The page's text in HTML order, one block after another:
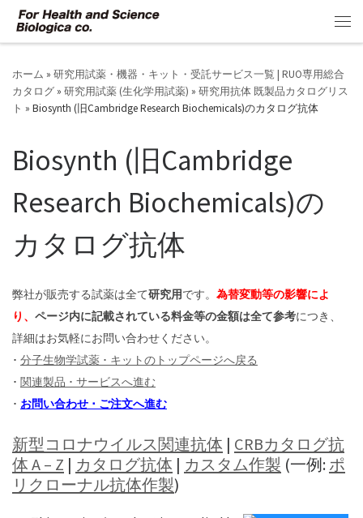
コンテンツへスキップ
ホーム » 研究用試薬・機器・キット・受託サービス一覧 | RUO専用総合
カタログ » 研究用試薬 (生化学用試薬) » 研究用抗体 既製品カタログリス
ト » Biosynth (旧Cambridge Research Biochemicals)のカタログ抗体
Biosynth (旧Cambridge
Research Biochemicals)の
カタログ抗体
弊社が販売する試薬は全て研究用です。 為替変動等の影響によ
り、 ページ内に記載されている料金等の金額は全て参考につき、
詳細はお気軽にお問い合わせください。
･ 分子生物学試薬 ･ キットのトップページへ戻る
･ 関連製品 ･ サービスへ進む
･ お問い合わせ ･ ご注文へ進む
新型コロナウイルス関連抗体 | CRBカタログ抗
体 A – Z | カタログ抗体 | カスタム作製 (一例:ポ
リクローナル抗体作製)